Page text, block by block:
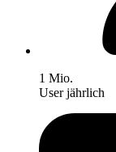
1 Mio.
User jährlich